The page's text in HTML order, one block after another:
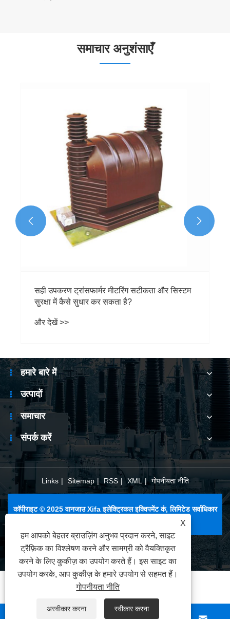
समाचार अनुशंसाएँ
एयर सर्किट ब्रेकर (एसीबी) क्या है और यह आधुनिक
विद्युत प्रणालियों में विश्वसनीय विद्युत सुरक्षा कैसे
सुनिश्चित करता है
और देखें >>
 
हमारे बारे में
उत्पादों
समाचार
संपर्क करें
Links | Sitemap | RSS | XML | गोपनीयता नीति
कॉपीराइट © 2025 वानजाउ Xifa इलेक्ट्रिकल इक्विपमेंट कं, लिमिटेड सर्वाधिकार
X
हम आपको बेहतर ब्राउज़िंग अनुभव प्रदान करने, साइट
ट्रैफ़िक का विश्लेषण करने और सामग्री को वैयक्तिकृत
करने के लिए कुकीज़ का उपयोग करते हैं। इस साइट का
उपयोग करके, आप कुकीज़ के हमारे उपयोग से सहमत हैं।
गोपनीयता नीति
अस्वीकार करना स्वीकार करना